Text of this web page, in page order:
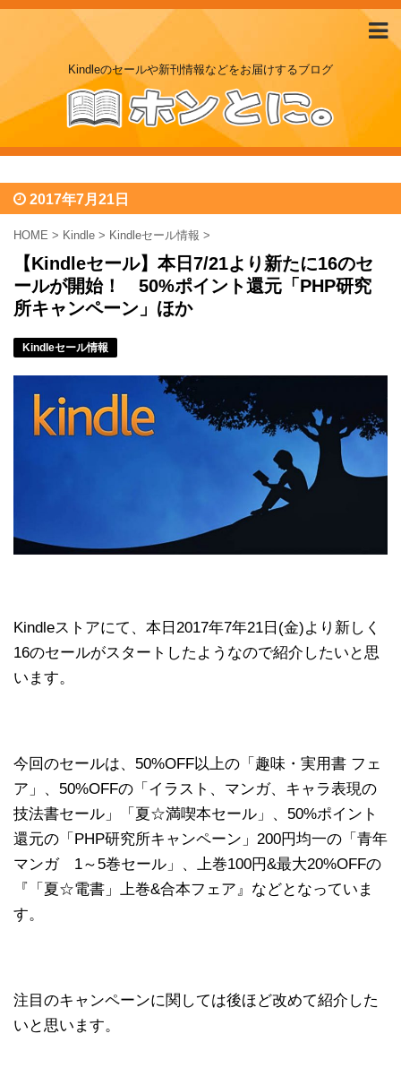
Kindleのセールや新刊情報などをお届けするブログ
2017年7月21日
HOME > Kindle > Kindleセール情報 >
【Kindleセール】本日7/21より新たに16のセ
ールが開始！ 50%ポイント還元「PHP研究
所キャンペーン」ほか
Kindleセール情報
Kindleストアにて、本日2017年7年21日(金)より新しく
16のセールがスタートしたようなので紹介したいと思
います。
今回のセールは、50%OFF以上の「趣味・実用書 フェ
ア」、50%OFFの「イラスト、マンガ、キャラ表現の
技法書セール」「夏☆満喫本セール」、50%ポイント
還元の「PHP研究所キャンペーン」200円均一の「青年
マンガ 1～5巻セール」、上巻100円&最大20%OFFの
『「夏☆電書」上巻&合本フェア』などとなっていま
す。
注目のキャンペーンに関しては後ほど改めて紹介した
いと思います。